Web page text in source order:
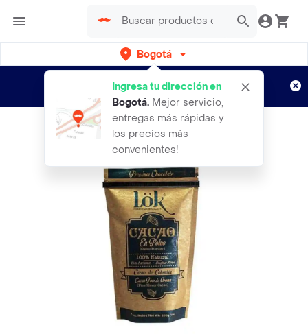
Bogotá
Ingresa tu dirección en
Bogotá. Mejor servicio,
entregas más rápidas y
los precios más
convenientes!
envíos gratis por semanas
Aplican TyC